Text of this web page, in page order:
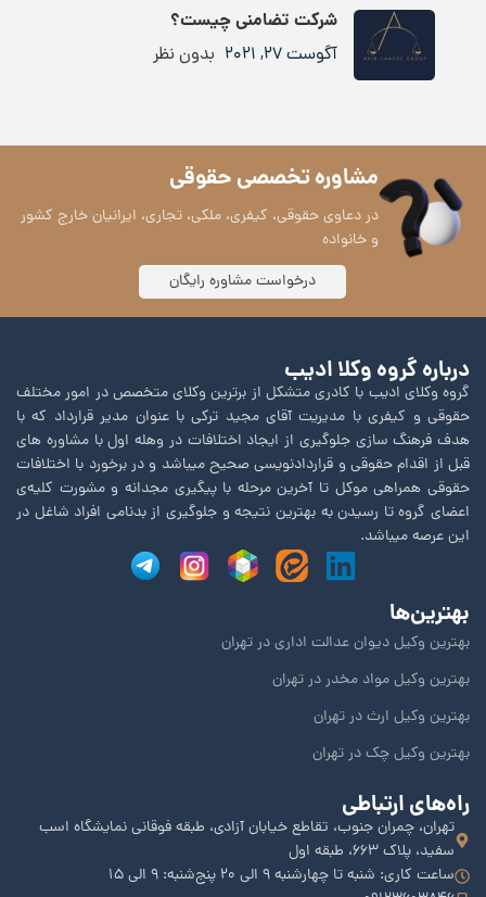
شرکت تضامنی چیست؟
آگوست 27, 2021 بدون نظر
مشاوره تخصصی حقوقی
در دعاوی حقوقی، کیفری، ملکی، تجاری، ایرانیان خارج کشور
و خانواده
درخواست مشاوره رایگان
درباره گروه وکلا ادیب
گروه وکلای ادیب با کادری متشکل از برترین وکلای متخصص در امور مختلف
حقوقی و کیفری با مدیریت آقای مجید ترکی با عنوان مدیر قرارداد که با
هدف فرهنگ سازی جلوگیری از ایجاد اختلافات در وهله اول با مشاوره های
قبل از اقدام حقوقی و قراردادنویسی صحیح میباشد و در برخورد با اختلافات
حقوقی همراهی موکل تا آخرین مرحله با پیگیری مجدانه و مشورت کلیه‌ی
اعضای گروه تا رسیدن به بهترین نتیجه و جلوگیری از بدنامی افراد شاغل در
این عرصه میباشد.
بهترین‌ها
بهترین وکیل دیوان عدالت اداری در تهران
بهترین وکیل مواد مخدر در تهران
بهترین وکیل ارث در تهران
بهترین وکیل چک در تهران
راه‌های ارتباطی
تهران، چمران جنوب، تقاطع خیابان آزادی، طبقه فوقانی نمایشگاه اسب
سفید، پلاک ۶۶۳، طبقه اول
ساعت کاری: شنبه تا چهارشنبه 9 الی 20 پنج‌شنبه: 9 الی 15